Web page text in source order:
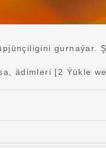
ädimleri [2 Ýükle